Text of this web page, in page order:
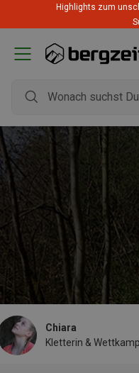
Highlights zum
Chiara
Kletterin &